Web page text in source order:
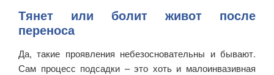
Тянет или болит живот после
переноса
Да, такие проявления небезосновательны и бывают.
Сам процесс подсадки – это хоть и малоинвазивная